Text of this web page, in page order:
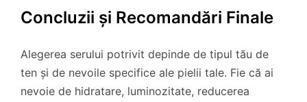
Concluzii și Recomandări Finale
Alegerea serului potrivit depinde de tipul tău de
ten și de nevoile specifice ale pielii tale. Fie că ai
nevoie de hidratare, luminozitate, reducerea